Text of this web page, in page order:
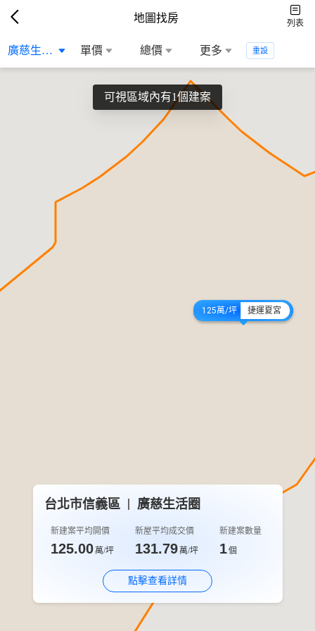
地圖找房 列表
廣慈生活圈 單價 總價 更多 重設
125萬/坪 捷運夏宮
台北市信義區 廣慈生活圈
新建案平均開價
125.00萬/坪
新屋平均成交價
131.79萬/坪
新建案數量
1個
點擊查看詳情
可視區域內有1個建案